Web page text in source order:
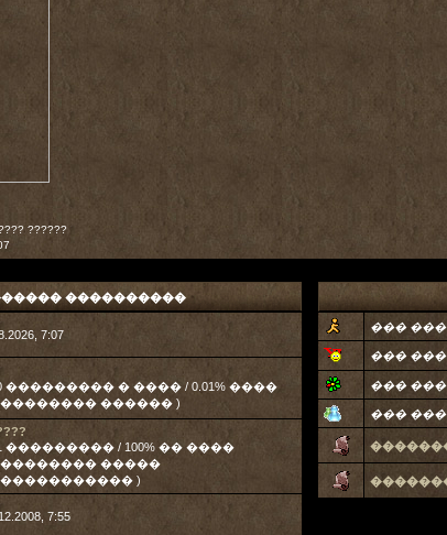
??????
����������
7:07
��������� � ���� / 0.01% ����
������ )
��������� / 100% �� ����
�����
)
7:55
���
���
���
���